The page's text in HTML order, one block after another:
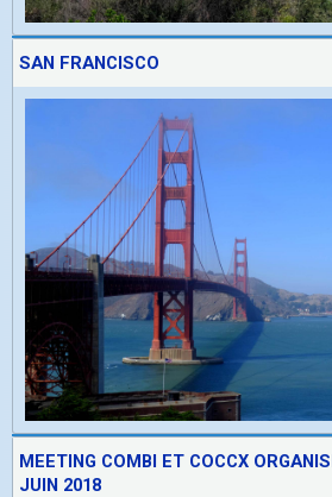
SAN FRANCISCO
MEETING COMBI ET COCCX
JUIN 2018